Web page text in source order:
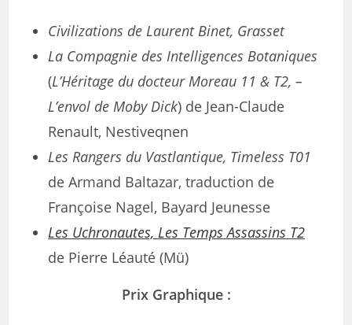
Civilizations de Laurent Binet, Grasset
La Compagnie des Intelligences Botaniques
(L’Héritage du docteur Moreau 11 & T2, –
L’envol de Moby Dick) de Jean-Claude
Renault, Nestiveqnen
Les Rangers du Vastlantique, Timeless T01
de Armand Baltazar, traduction de
Françoise Nagel, Bayard Jeunesse
Les Uchronautes, Les Temps Assassins T2
de Pierre Léauté (Mü)
Prix Graphique :